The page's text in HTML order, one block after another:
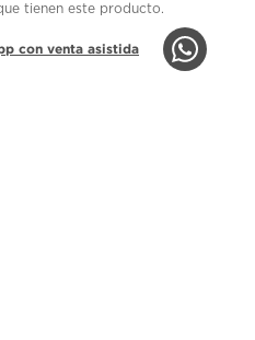
tienen este producto.
con venta asistida